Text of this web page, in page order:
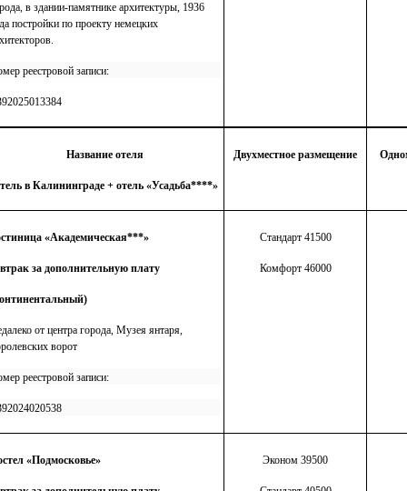
в здании-памятнике архитектуры, 1936
постройки по проекту немецких
реестровой записи:
Название отеля
в Калининграде +отель «Усадьба****»
Двухместное размещение
«Академическая***»
за дополнительную плату
от центра города, Музея янтаря,
ворот
реестровой записи:
Стандарт 41500
Комфорт 46000
«Подмосковье» Эконом 39500